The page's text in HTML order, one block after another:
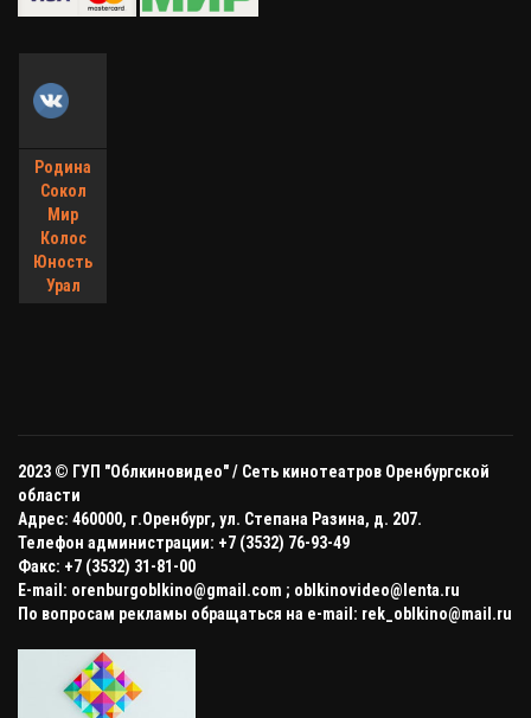
Родина
Сокол
Мир
Колос
Юность
Урал
2023 © ГУП "Облкиновидео" / Сеть кинотеатров Оренбургской
области
Адрес: 460000, г.Оренбург, ул. Степана Разина, д. 207.
Телефон администрации: +7 (3532) 76-93-49
Факс: +7 (3532) 31-81-00
E-mail: orenburgoblkino@gmail.com ; oblkinovideo@lenta.ru
По вопросам рекламы обращаться на e-mail: rek_oblkino@mail.ru